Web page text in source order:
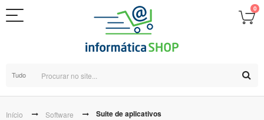
0
Tudo
Início Software Suite de aplicativos